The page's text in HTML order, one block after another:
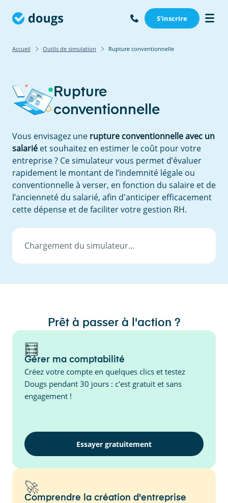
S'inscrire
Accueil Outils de simulation Rupture conventionnelle
Rupture
conventionnelle
Vous envisagez une rupture conventionnelle avec un
salarié et souhaitez en estimer le coût pour votre
entreprise ? Ce simulateur vous permet d’évaluer
rapidement le montant de l’indemnité légale ou
conventionnelle à verser, en fonction du salaire et de
l’ancienneté du salarié, afin d'anticiper efficacement
cette dépense et de faciliter votre gestion RH.
Chargement du simulateur...
Prêt à passer à l'action ?
🧮
Gérer ma comptabilité
Créez votre compte en quelques clics et testez
Dougs pendant 30 jours : c'est gratuit et sans
engagement !
Essayer gratuitement
🚀
Comprendre la création d'entreprise